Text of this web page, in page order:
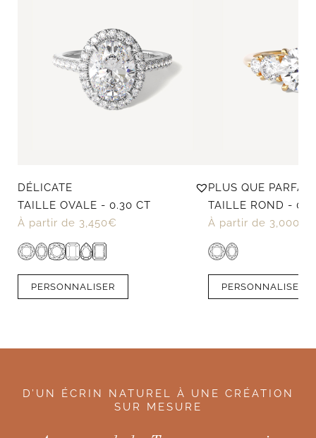
DÉLICATE
TAILLE OVALE - 0.30 CT
À partir de 3,450€
PERSONNALISER
PLUS QUE
TAILLE ROND -
À partir de 3,000
PERSONNALISER
D’UN ÉCRIN NATUREL À UNE CRÉATION
SUR MESURE